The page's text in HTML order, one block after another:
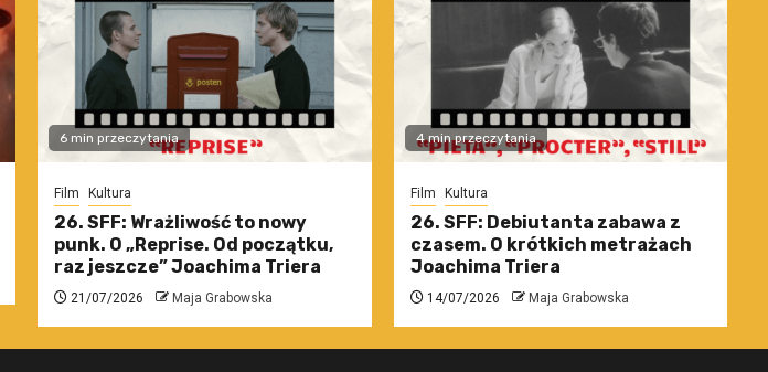
6 min przeczytania
Film Kultura
26. SFF: Wrażliwość to nowy
punk. O „Reprise. Od początku,
raz jeszcze” Joachima Triera
21/07/2026 Maja Grabowska
4 min przeczytania
Film Kultura
26. SFF: Debiutanta zabawa z
czasem. O krótkich metrażach
Joachima Triera
14/07/2026 Maja Grabowska